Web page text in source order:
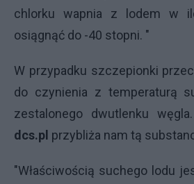
chlorku wapnia z lodem w
osiągnąć do -40 stopni. "
W przypadku szczepionki
do czynienia z temperaturą
zestalonego dwutlenku
dcs.pl przybliża nam tą
"Właściwością suchego lodu